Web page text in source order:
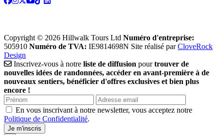
Copyright © 2026 Hillwalk Tours Ltd Numéro d'entreprise:
505910 Numéro de TVA: IE9814698N Site réalisé parCloveRock
Design
Inscrivez-vous à notre liste de diffusion pourtrouver de
nouvelles idées de randonnées, accéder en avant-première à de
nouveaux sentiers, bénéficier d'offres exclusives et bien plus
encore !
En vous inscrivant à notre newsletter, vous acceptez notre
Politique de Confidentialité.